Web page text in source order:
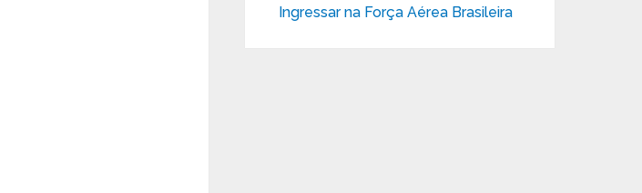
Ingressar na Força Aérea Brasileira